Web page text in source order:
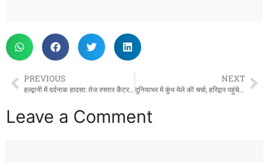
PREVIOUS
हल्द्वानी में दर्दनाक हादसा: तेज रफ्तार कैंटर की चपेट में आई 13 वर्षीय बच्ची, मौके पर मौत
NEXT
दुनियाभर में कुंभ मेले की चर्चा, हरिद्वार पहुंचे जापान के संतों ने देखी तैयारियां, बोले- बड़ी संख्या में आएंगे जापानी
Leave a Comment